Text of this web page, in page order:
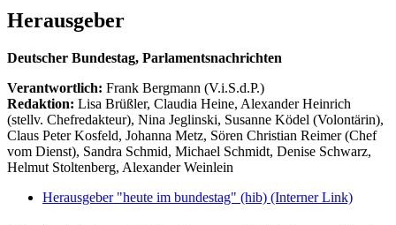
Herausgeber
Deutscher Bundestag, Parlamentsnachrichten
Verantwortlich: Frank Bergmann (V.i.S.d.P.)
Redaktion: Lisa Brüßler, Claudia Heine, Alexander Heinrich
(stellv. Chefredakteur), Nina Jeglinski, Susanne Ködel (Volontärin),
Claus Peter Kosfeld, Johanna Metz, Sören Christian Reimer (Chef
vom Dienst), Sandra Schmid, Michael Schmidt, Denise Schwarz,
Helmut Stoltenberg, Alexander Weinlein
Herausgeber "heute im bundestag" (hib) (Interner Link)